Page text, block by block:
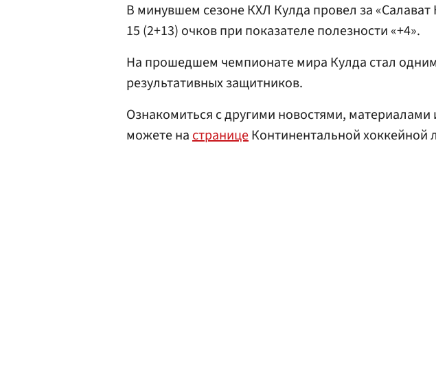
В минувшем сезоне КХЛ Кулда провел за
15 (2+13) очков при показателе полезности «+4».
На прошедшем чемпионате мира Кулда стал
результативных защитников.
Ознакомиться с другими новостями, материалами
можете настраницеКонтинентальной хоккейной